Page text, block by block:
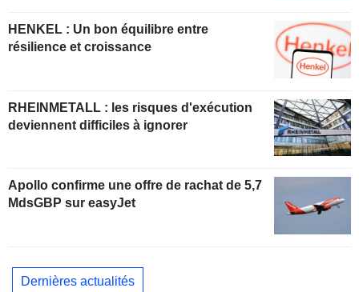
HENKEL : Un bon équilibre entre
résilience et croissance
RHEINMETALL : les risques d'exécution
deviennent difficiles à ignorer
Apollo confirme une offre de rachat de 5,7
MdsGBP sur easyJet
Dernières actualités